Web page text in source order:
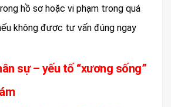
hồ sơ hoặc vi phạm trong quá
không được tư vấn đúng ngay
sự – yếu tố “xương sống”